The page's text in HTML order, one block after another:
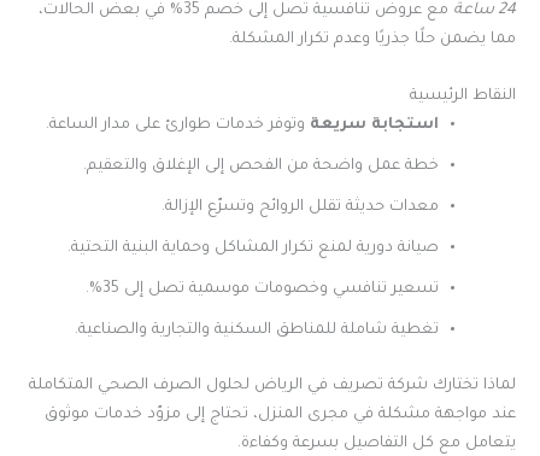
24 ساعة
مع عروض تنافسية تصل إلى خصم 35% في بعض الحالات،
مما يضمن حلًا جذريًا وعدم تكرار المشكلة.
النقاط الرئيسية
استجابة سريعة وتوفر خدمات طوارئ على مدار الساعة.
خطة عمل واضحة من الفحص إلى الإغلاق والتعقيم.
معدات حديثة تقلل الروائح وتسرّع الإزالة.
صيانة دورية لمنع تكرار المشاكل وحماية البنية التحتية.
تسعير تنافسي وخصومات موسمية تصل إلى 35%.
تغطية شاملة للمناطق السكنية والتجارية والصناعية.
لماذا تختارك شركة تصريف في الرياض لحلول الصرف الصحي المتكاملة
عند مواجهة مشكلة في مجرى المنزل، تحتاج إلى مزوّد خدمات موثوق
يتعامل مع كل التفاصيل بسرعة وكفاءة.